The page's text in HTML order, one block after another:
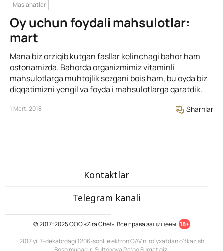
Maslahatlar
Oy uchun foydali mahsulotlar:
mart
Mana biz orziqib kutgan fasllar kelinchagi bahor ham
ostonamizda. Bahorda organizmimiz vitaminli
mahsulotlarga muhtojlik sezgani bois ham, bu oyda biz
diqqatimizni yengil va foydali mahsulotlarga qaratdik.
1 Mart, 2018 Sharhlar
Kontaktlar
Telegram kanali
© 2017-2025 ООО «Zira Chef». Все права защищены. 18+
2017 yil 7-dekabrdagi 1206-sonli elektron OAV ni ro'yxatdan o'tkazish
Bosh muharrir: Sultonova Ra’no Furqat qizi